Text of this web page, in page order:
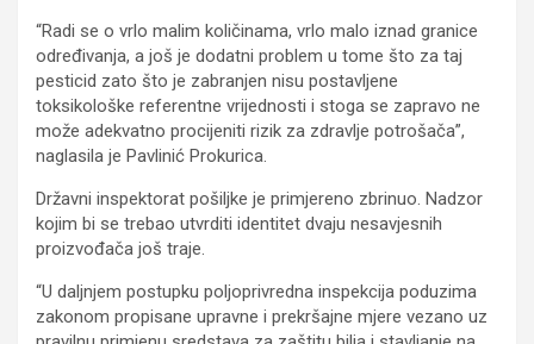
“Radi se o vrlo malim količinama, vrlo malo iznad granice
određivanja, a još je dodatni problem u tome što za taj
pesticid zato što je zabranjen nisu postavljene
toksikološke referentne vrijednosti i stoga se zapravo ne
može adekvatno procijeniti rizik za zdravlje potrošača”,
naglasila je Pavlinić Prokurica.
Državni inspektorat pošiljke je primjereno zbrinuo. Nadzor
kojim bi se trebao utvrditi identitet dvaju nesavjesnih
proizvođača još traje.
“U daljnjem postupku poljoprivredna inspekcija poduzima
zakonom propisane upravne i prekršajne mjere vezano uz